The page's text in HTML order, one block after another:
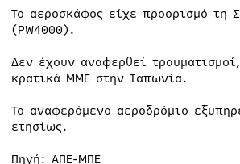
Το αεροσκάφος είχε προορισμό τη
(PW4000).
Δεν έχουν αναφερθεί
κρατικά ΜΜΕ στην Ιαπωνία.
Το αναφερόμενο αεροδρόμιο
ετησίως.
Πηγή: ΑΠΕ-ΜΠΕ